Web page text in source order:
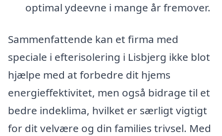
optimal ydeevne i mange år fremover.
Sammenfattende kan et firma med
speciale i efterisolering i Lisbjerg ikke blot
hjælpe med at forbedre dit hjems
energieffektivitet, men også bidrage til et
bedre indeklima, hvilket er særligt vigtigt
for dit velvære og din families trivsel. Med